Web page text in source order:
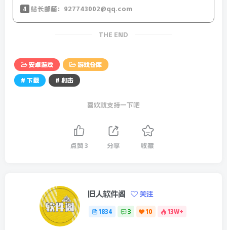
4 站长邮箱：927743002@qq.com
THE END
安卓游戏 游戏仓库
# 下载 # 射击
喜欢就支持一下吧
点赞 3 分享 收藏
旧人软件阁 关注
1834 3 10 13W+